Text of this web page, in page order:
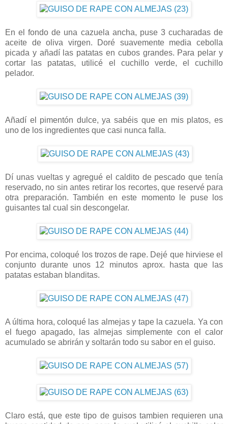
En el fondo de una cazuela ancha, puse 3 cucharadas de
aceite de oliva virgen. Doré suavemente media cebolla
picada y añadí las patatas en cubos grandes. Para pelar y
cortar las patatas, utilicé el cuchillo verde, el cuchillo
pelador.
Añadí el pimentón dulce, ya sabéis que en mis platos, es
uno de los ingredientes que casi nunca falla.
Dí unas vueltas y agregué el caldito de pescado que tenía
reservado, no sin antes retirar los recortes, que reservé para
otra preparación. También en este momento le puse los
guisantes tal cual sin descongelar.
Por encima, coloqué los trozos de rape. Dejé que hirviese el
conjunto durante unos 12 minutos aprox. hasta que las
patatas estaban blanditas.
A última hora, coloqué las almejas y tape la cazuela. Ya con
el fuego apagado, las almejas simplemente con el calor
acumulado se abrirán y soltarán todo su sabor en el guiso.
Claro está, que este tipo de guisos tambien requieren una